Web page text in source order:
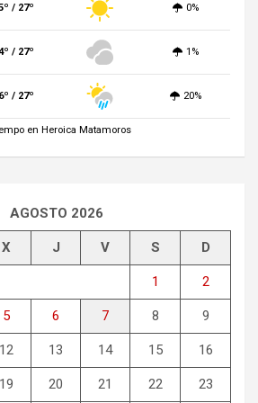
/ 27º 0%
/ 27º 1%
/ 27º 20%
en Heroica Matamoros
AGOSTO 2026
X J V S D
1 2
5 6 7 8 9
12 13 14 15 16
19 20 21 22 23